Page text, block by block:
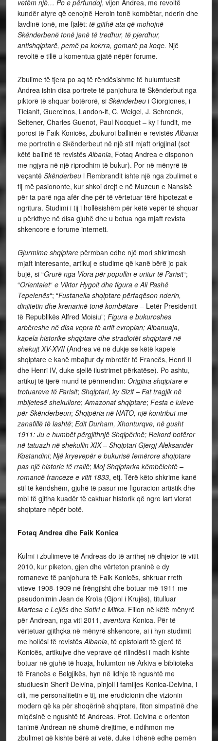
vetëm një… Po e përfundoj, vijon Andrea, me revoltë
kundër atyre që cenojnë Heroin tonë kombëtar, nderin dhe
lavdinë tonë, me fjalët: të gjithë ata që mohojnë
Skënderbenë tonë janë të tredhur, të pjerdhur,
antishqiptarë, pemë pa kokrra, gomarë pa koqe. Një
revoltë e tillë u komentua gjatë nëpër forume.
Zbulime të tjera po aq të rëndësishme të hulumtuesit
Andrea ishin disa portrete të panjohura të Skënderbut nga
piktorë të shquar botërorë, si Skënderbeui Giorgiones, i
Ticianit, Guercinos, Landon-it, C. Weigel, J. Schrenck,
Seltener, Charles Guenot, Paul Nocquet – ky i fundit, me
porosi të Faik Konicës, zbukuroi ballinën e revistësAlbania
me portretin e Skënderbeut në një stil mjaft origjinal (sot
këtë ballinë të revistësAlbania, Fotaq Andrea e disponon
me ngjyra në një riprodhim të bukur). Por në mënyrë të
veçantë Skënderbeui Rembrandit ishte një nga zbulimet e
tij më pasiononte, kur shkoi drejt e në Muzeun e Nansisë
për ta parë nga afër dhe për të vërtetuar tërë hipotezat e
ngritura. Studimi i tij i hollësishëm për këtë vepër të shquar
u përkthye në disa gjuhë dhe u botua nga mjaft revista
shkencore e forume interneti.
Gjurmime shqiptarepërmban edhe një mori shkrimesh
mjaft interesante, artikuj e studime që kanë bërë jo pak
bujë, si “Grurë nga Vlora për popullin e uritur të Parisit“;
“Orientalet“e Viktor Hygoit dhe figura e Ali Pashë
Tepelenës“; “Fustanella shqiptare përfaqëson nderin,
dinjitetin dhe krenarinë tonë kombëtare– Letër Presidentit
të Republikës Alfred Moisiu”; Figura e bukuroshes
arbëreshe në disa vepra të artit evropian; Albanuaja,
kapela historike shqiptare dhe stradiotët shqiptarë në
shekujt XV-XVII(Andrea vë në dukje se këtë kapele
shqiptare e kanë mbajtur dy mbretër të Francës, Henri II
dhe Henri IV, duke sjellë ilustrimet përkatëse). Po ashtu,
artikuj të tjerë mund të përmendim: Origjina shqiptare e
trotuareve të Parisit; Shqiptari, ky Sizif – Fat tragjik në
mbijetesë shekullore; Amazonat shqiptare; Festa e luleve
për Skënderbeun; Shqipëria në NATO, një kontribut me
zanafillë të lashtë; Edit Durham, Xhonturqve, në gusht
1911: Ju e humbët përgjithnjë Shqipërinë; Rekord botëror
në tatuazh në shekullin XIX – Shqiptari Gjergj Aleksandër
Kostandini; Një kryevepër e bukurisë femërore shqiptare
pas një historie të rrallë; Moj Shqiptarka këmbëlehtë –
romancë franceze e vitit 1833, etj. Tërë këto shkrime kanë
stil të këndshëm, gjuhë të pasur me figuracion artistik dhe
mbi të gjitha kuadër të caktuar historik që ngre lart vlerat
shqiptare nëpër botë.
Fotaq Andrea dhe Faik Konica
Kulmi i zbulimeve të Andreas do të arrihej në dhjetor të vitit
2010, kur piketon, gjen dhe vërteton praninë e dy
romaneve të panjohura të Faik Konicës, shkruar rreth
viteve 1908-1909 në frëngjisht dhe botuar më 1911 me
pseudonimin Jean de Kroïa (Gjoni i Krujës), titulluar
Martesa e Lejlësdhe Sotiri e Mitka. Fillon në këtë mënyrë
për Andrean, nga viti 2011, aventura Konica. Për të
vërtetuar gjithçka në mënyrë shkencore, ai i hyn studimit
me hollësi të revistësAlbania, të epistolarit të gjerë të
Konicës, artikujve dhe veprave që rilindësi i madh kishte
botuar në gjuhë të huaja, hulumton në Arkiva e biblioteka
të Francës e Belgjikës, hyn në lidhje të ngushtë me
studiuesin Sherif Delvina, pinjoll i familjes Konica-Delvina, i
cili, me personalitetin e tij, me erudicionin dhe vizionin
modern që ka për shoqërinë shqiptare, fiton simpatinë dhe
miqësinë e ngushtë të Andreas. Prof. Delvina e orienton
tanimë Andrean në shumë drejtime, e ndihmon me
zbulimet që kishte bërë ai vetë, duke i dhënë edhe pemën